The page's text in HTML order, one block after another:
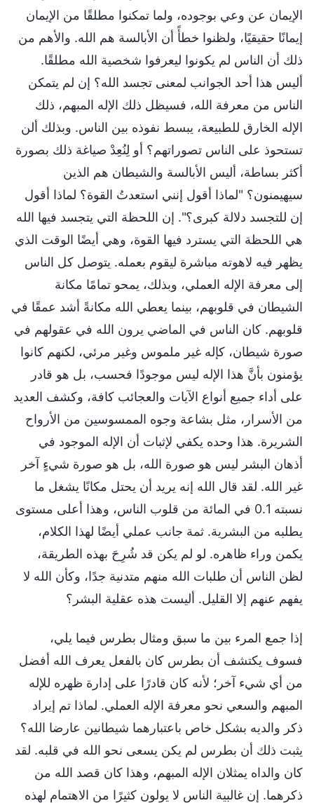
الإيمان عن وعي بوجوده، ولما تمكنوا مطلقًا من الإيمان
إيمانًا حقيقيًا، ولظنوا خطأً أن الأبالسة هم الله. والأهم من
ذلك أن الناس لم يكونوا ليعرفوا شخصية الله مطلقًا.
أليس هذا أحد الجوانب لمعنى تجسد الله؟ إن لم يتمكن
الناس من معرفة الله، فسيظل ذلك الإله المبهم، ذلك
الإله الخارق للطبيعة، يبسط نفوذه بين الناس. وبذلك ألن
تستحوذ على الناس تصوراتهم؟ أو لِنُعِدْ صياغة ذلك بصورة
أكثر بساطة، أليس الأبالسة والشيطان هم الذين
سيهيمنون؟ "لماذا أقول إنني استعدتُ القوة؟ لماذا أقول
إن للتجسد دلالة كبرى؟". إن اللحظة التي يتجسد فيها الله
هي اللحظة التي يسترد فيها القوة، وهي أيضًا الوقت الذي
يظهر فيه لاهوته مباشرة ليقوم بعمله. يتوصل كل الناس
إلى معرفة الإله العملي، وبذلك، يمحو تمامًا مكانة
الشيطان في قلوبهم، بينما يعطي الله مكانةً أشد عمقًا في
قلوبهم. كان الناس في الماضي يرون الله في عقولهم في
صورة شيطان، كإله غير ملموس وغير مرئي، لكنهم كانوا
يؤمنون بأنَّ هذا الإله ليس موجودًا فحسب، بل هو قادر
على أداء جميع أنواع الآيات والعجائب كافة، وكشف العديد
من الأسرار، مثل بشاعة وجوه الممسوسين من الأرواح
الشريرة. هذا وحده يكفي لإثبات أن الإله الموجود في
أذهان البشر ليس هو صورة الله، بل هو صورة شيءٍ آخر
غير الله. لقد قال الله إنه يريد أن يحتل مكانًا يشغل ما
نسبته 0.1 في المائة من قلوب الناس، وهذا أعلى مستوى
يطلبه من البشرية. ثمة جانب عملي أيضًا لهذا الكلام،
يكمن وراء ظاهره. لو لم يكن قد شُرِحَ بهذه الطريقة،
لظن الناس أن طلبات الله منهم متدنية جدًا، وكأن الله لا
يفهم عنهم إلا القليل. أليست هذه عقلية البشر؟
إذا جمع المرء بين ما سبق ومثال بطرس فيما يلي،
فسوف يكتشف أن بطرس كان بالفعل يعرف الله أفضل
من أي شيء آخر؛ لأنه كان قادرًا على إدارة ظهره للإله
المبهم والسعي نحو معرفة الإله العملي. لماذا تم إيراد
ذكر والديه بشكل خاص باعتبارهما شيطانين عارضا الله؟
يثبت ذلك أن بطرس لم يكن يسعى نحو الله في قلبه. لقد
كان والداه يمثلان الإله المبهم، وهذا كان قصد الله من
ذكرهما. إن غالبية الناس لا يولون كثيرًا من الاهتمام لهذه